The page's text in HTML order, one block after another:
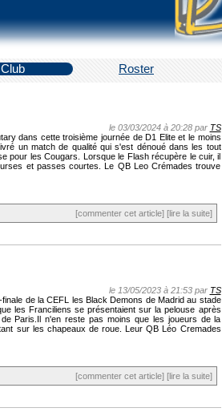
Club Roster
le 03/03/2024 à 20:28 par TS
dans cette troisième journée de D1 Elite et le moins
un match de qualité qui s'est dénoué dans les tout
pour les Cougars. Lorsque le Flash récupère le cuir, il
et passes courtes. Le QB Leo Crémades trouve
[commenter cet article] [lire la suite]
le 13/05/2023 à 21:53 par TS
de la CEFL les Black Demons de Madrid au stade
les Franciliens se présentaient sur la pelouse après
Paris.Il n'en reste pas moins que les joueurs de la
sur les chapeaux de roue. Leur QB Léo Cremades
[commenter cet article] [lire la suite]